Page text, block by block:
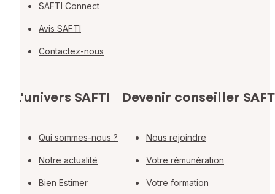
SAFTI Connect
Avis SAFTI
Contactez-nous
L'univers SAFTI
Qui sommes-nous ?
Notre actualité
Bien Estimer
Devenir conseiller
Nous rejoindre
Votre rémunération
Votre formation